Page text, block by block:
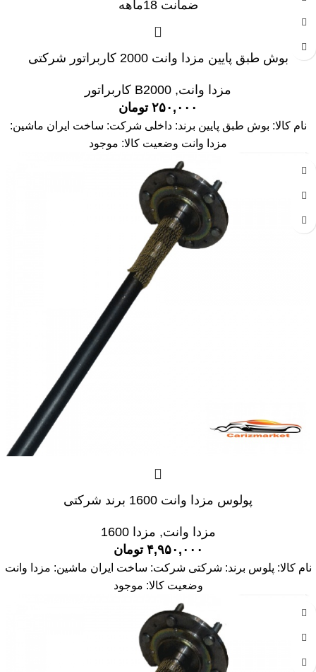
بوش طبق پایین مزدا وانت 2000 کاربراتور شرکتی
مزدا وانت, B2000 کاربراتور
۲۵۰,۰۰۰ تومان
نام کالا: بوش طبق پایین برند: داخلی شرکت: ساخت ایران ماشین:
مزدا وانت وضعیت کالا: موجود
پولوس مزدا وانت 1600 برند شرکتی
مزدا وانت, مزدا 1600
۴,۹۵۰,۰۰۰ تومان
نام کالا: پلوس برند: شرکتی شرکت: ساخت ایران ماشین: مزدا وانت
وضعیت کالا: موجود